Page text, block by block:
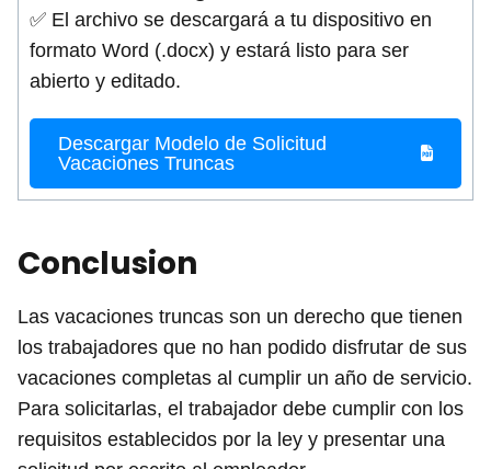
✅ El archivo se descargará a tu dispositivo en
formato Word (.docx) y estará listo para ser
abierto y editado.
Descargar Modelo de Solicitud
Vacaciones Truncas
Conclusion
Las vacaciones truncas son un derecho que tienen
los trabajadores que no han podido disfrutar de sus
vacaciones completas al cumplir un año de servicio.
Para solicitarlas, el trabajador debe cumplir con los
requisitos establecidos por la ley y presentar una